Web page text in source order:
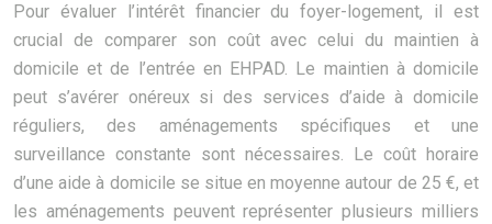
Pour évaluer l’intérêt financier du foyer-logement, il est
crucial de comparer son coût avec celui du maintien à
domicile et de l’entrée en EHPAD. Le maintien à domicile
peut s’avérer onéreux si des services d’aide à domicile
réguliers, des aménagements spécifiques et une
surveillance constante sont nécessaires. Le coût horaire
d’une aide à domicile se situe en moyenne autour de 25 €, et
les aménagements peuvent représenter plusieurs milliers